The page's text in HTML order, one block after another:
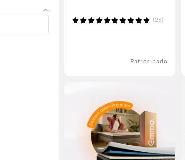
(28)
Patrocinado